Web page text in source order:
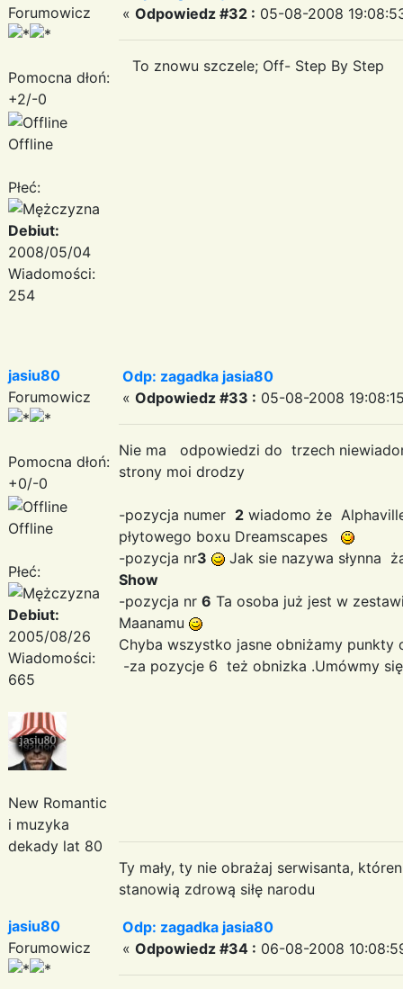
Forumowicz
Pomocna dłoń:
+2/-0
Offline
Płeć:
Debiut:
2008/05/04
Wiadomości:
254
« Odpowiedz #32 : 05-08-2008
To znowu szczele; Off- Step By Step
jasiu80
Forumowicz
Pomocna dłoń:
+0/-0
Offline
Płeć:
Debiut:
2005/08/26
Wiadomości:
665
New Romantic
i muzyka
dekady lat 80
Odp: zagadka jasia80
« Odpowiedz #33 : 05-08-2008
Nie ma odpowiedzi do trzech
strony moi drodzy
-pozycja numer 2 wiadomo że
płytowego boxu Dreamscapes
-pozycja nr3
Jak sie nazywa słynna
Show
-pozycja nr 6 Ta osoba już jest w
Maanamu
Chyba wszystko jasne obniżamy punkty
-za pozycje 6 też obnizka .Umówmy
Ty mały, ty nie obrażaj serwisanta,
stanowią zdrową siłę narodu
jasiu80
Forumowicz
Odp: zagadka jasia80
« Odpowiedz #34 : 06-08-2008